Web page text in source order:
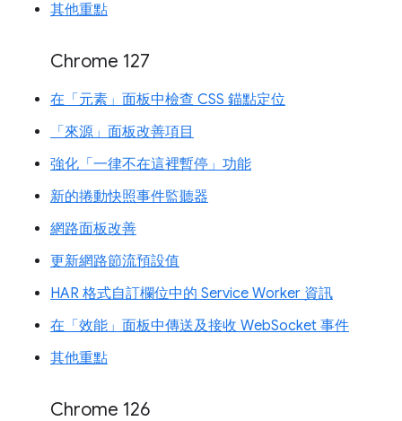
其他重點
Chrome 127
在「元素」面板中檢查 CSS 錨點定位
「來源」面板改善項目
強化「一律不在這裡暫停」功能
新的捲動快照事件監聽器
網路面板改善
更新網路節流預設值
HAR 格式自訂欄位中的 Service Worker 資訊
在「效能」面板中傳送及接收 WebSocket 事件
其他重點
Chrome 126